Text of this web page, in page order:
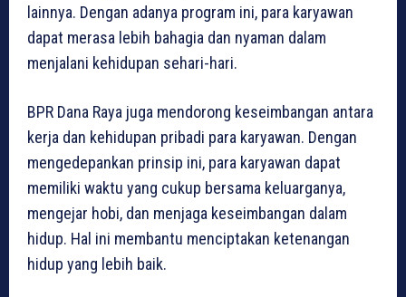
lainnya. Dengan adanya program ini, para karyawan
dapat merasa lebih bahagia dan nyaman dalam
menjalani kehidupan sehari-hari.
BPR Dana Raya juga mendorong keseimbangan antara
kerja dan kehidupan pribadi para karyawan. Dengan
mengedepankan prinsip ini, para karyawan dapat
memiliki waktu yang cukup bersama keluarganya,
mengejar hobi, dan menjaga keseimbangan dalam
hidup. Hal ini membantu menciptakan ketenangan
hidup yang lebih baik.